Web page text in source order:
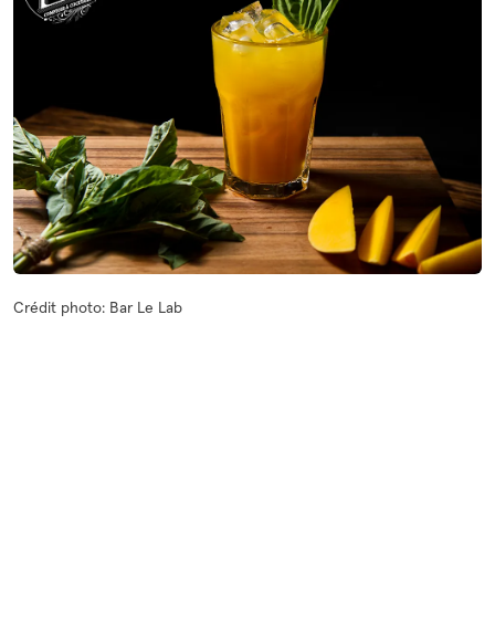
Crédit photo: Bar Le Lab